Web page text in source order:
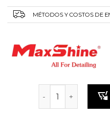
MÉTODOS Y COSTOS DE
Pulidora de doble